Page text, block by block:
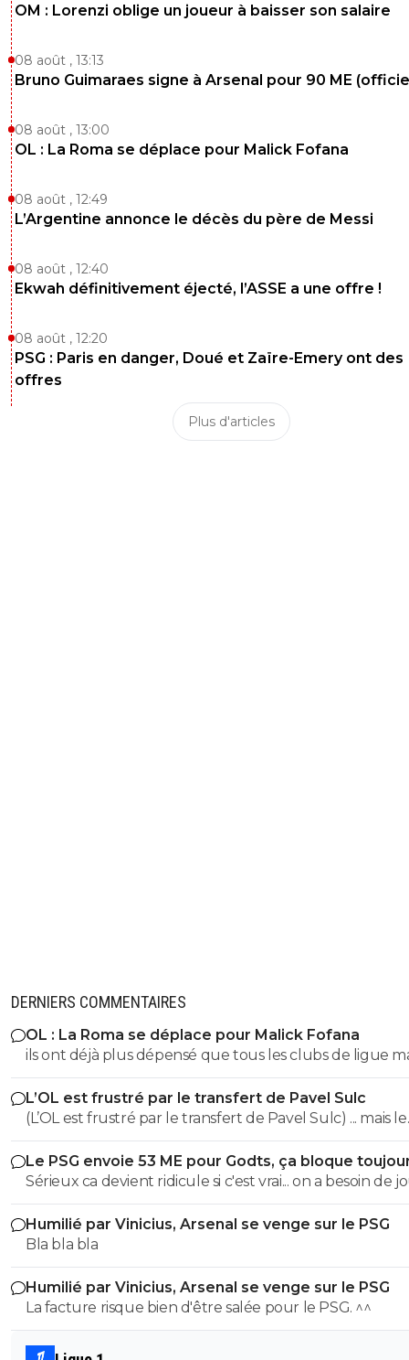
OM : Lorenzi oblige un joueur à baisser son salaire
08 août , 13:13
Bruno Guimaraes signe à Arsenal pour 90 ME
08 août , 13:00
OL : La Roma se déplace pour Malick Fofana
08 août , 12:49
L’Argentine annonce le décès du père de Messi
08 août , 12:40
Ekwah définitivement éjecté, l’ASSE a une offre !
08 août , 12:20
PSG : Paris en danger, Doué et Zaïre-Emery ont des
offres
Plus d'articles
DERNIERS COMMENTAIRES
OL : La Roma se déplace pour Malick Fofana
ils ont déjà plus dépensé que tous les clubs de ligue
réunis hors quatar.. ils veulent juste profitez au
des clubs qui sont beaucoup plus mal lotis qu'eux
du plus fort tout simplement..
L’OL est frustré par le transfert de Pavel Sulc
(L’OL est frustré par le transfert de Pavel Sulc) ... mais le
public aussi commence a être frustré ... la vente de ces
"excellents" joueurs dont fait partie Pavel Sulc ... pour
récupérer quoi ? qui? À un moment donné il faudra
arriver a construire dans le long terme... et avec ,
avec , une équipe régulière ça finira par payer, mais là pour
l'instant, ???
Le PSG envoie 53 ME pour Godts, ça bloque
Sérieux ca devient ridicule si c'est vrai... on a besoin de
pour la supercoupe ! sérieux a 5 ou 7M€ pres, go !!
Humilié par Vinicius, Arsenal se venge sur le PSG
Bla bla bla
Humilié par Vinicius, Arsenal se venge sur le PSG
La facture risque bien d'être salée pour le PSG. ^^